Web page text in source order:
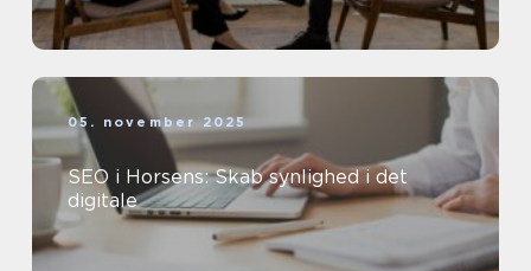
05. november 2025
SEO i Horsens: Skab synlighed i det
digitale